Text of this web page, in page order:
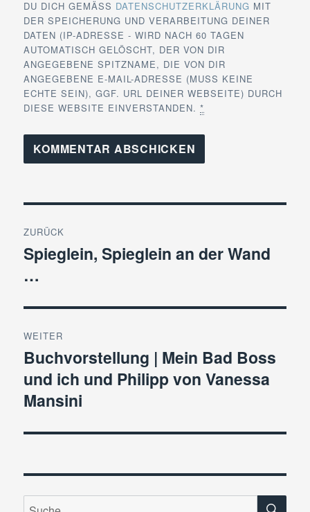
DU DICH GEMÄSS DATENSCHUTZERKLÄRUNG MIT
DER SPEICHERUNG UND VERARBEITUNG DEINER
DATEN (IP-ADRESSE - WIRD NACH 60 TAGEN
AUTOMATISCH GELÖSCHT, DER VON DIR
ANGEGEBENE SPITZNAME, DIE VON DIR
ANGEGEBENE E-MAIL-ADRESSE (MUSS KEINE
ECHTE SEIN), GGF. URL DEINER WEBSEITE) DURCH
DIESE WEBSITE EINVERSTANDEN.*
ZURÜCK
Vorheriger
Spieglein, Spieglein an der Wand
…
WEITER
Nächster
Beitrag:
Buchvorstellung | Mein Bad Boss
und ich und Philipp von Vanessa
Mansini
Suche